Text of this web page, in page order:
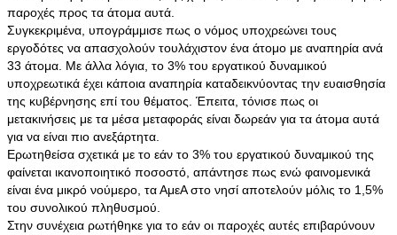
παροχές προς τα άτομα αυτά.
Συγκεκριμένα, υπογράμμισε πως ο νόμος υποχρεώνει τους
εργοδότες να απασχολούν τουλάχιστον ένα άτομο με αναπηρία ανά
33 άτομα. Με άλλα λόγια, το 3% του εργατικού δυναμικού
υποχρεωτικά έχει κάποια αναπηρία καταδεικνύοντας την ευαισθησία
της κυβέρνησης επί του θέματος. Έπειτα, τόνισε πως οι
μετακινήσεις με τα μέσα μεταφοράς είναι δωρεάν για τα άτομα αυτά
για να είναι πιο ανεξάρτητα.
Ερωτηθείσα σχετικά με το εάν το 3% του εργατικού δυναμικού της
φαίνεται ικανοποιητικό ποσοστό, απάντησε πως ενώ φαινομενικά
είναι ένα μικρό νούμερο, τα ΑμεΑ στο νησί αποτελούν μόλις το 1,5%
του συνολικού πληθυσμού.
Στην συνέχεια ρωτήθηκε για το εάν οι παροχές αυτές επιβαρύνουν